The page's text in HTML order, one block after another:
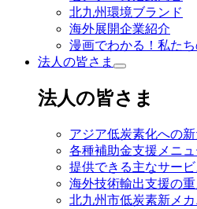
北九州環境ブランド
海外展開企業紹介
漫画でわかる！私た
法人の皆さま
法人の皆さま
アジア低炭素化への
各種補助金支援メニュ
提供できる主なサービ
海外技術輸出支援の
北九州市低炭素新メ